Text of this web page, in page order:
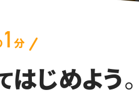
で起き